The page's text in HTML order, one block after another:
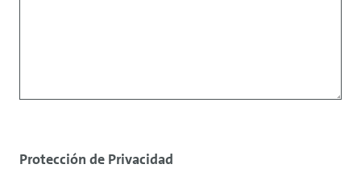
Protección de Privacidad